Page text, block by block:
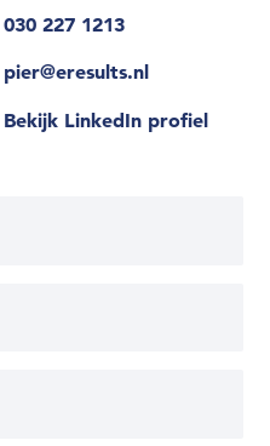
030 227 1213
pier@eresults.nl
Bekijk LinkedIn profiel